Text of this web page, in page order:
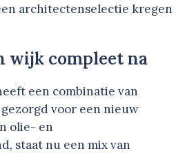
architectenselectie kregen
wijk compleet na
een combinatie van
voor een nieuw
olie- en
staat nu een mix van